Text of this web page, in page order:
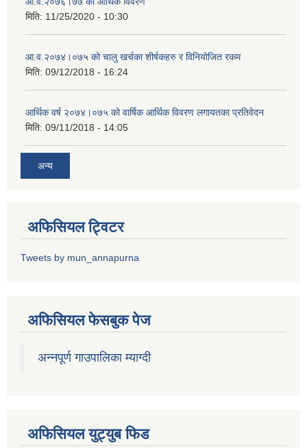
मिति: 11/25/2020 - 10:30
आ.व.२०७४।०७५ को चालु खर्चका शीर्षकहरु र विनियोजित रकम
मिति: 09/12/2018 - 16:24
आर्थिक वर्ष २०७४।०७५ को वार्षिक आर्थिक विवरण लगायतका प्रतिवेदन
मिति: 09/11/2018 - 14:05
अन्य
अफिसियल ट्विटर
Tweets by mun_annapurna
अफिसियल फेसबुक पेज
अन्नपूर्ण गाउपालिका म्याग्दी
अफिसियल युट्युब फिड